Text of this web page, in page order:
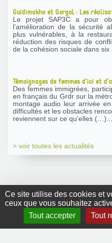
Ce site utilise des cookies et
ceux que vous souhaitez
Tout accepter
Tout
Guidimakha et Gorgol : Les
Le projet SAP3C a pour
l’amélioration de la sécurité
plus vulnérables, à la
réduction des risques de
de la cohésion sociale dans six
Témoignages de femmes d’ici et
Des femmes immigrées,
en français du Grdr sur la
montage audio leur arrivée en
difficultés et les obstacles
reviennent sur ce qu’elles (…)...
> voir toutes les actualités
2010 |RSS|Plan du site|